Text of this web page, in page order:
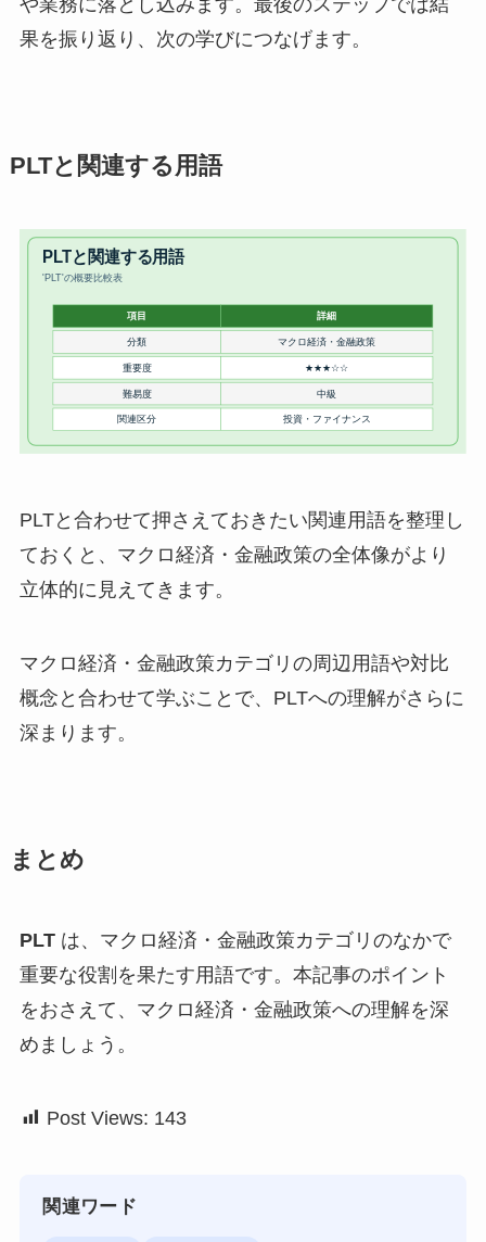
や業務に落とし込みます。最後のステップでは結
果を振り返り、次の学びにつなげます。
PLTと関連する用語
PLTと合わせて押さえておきたい関連用語を整理し
ておくと、マクロ経済・金融政策の全体像がより
立体的に見えてきます。
マクロ経済・金融政策カテゴリの周辺用語や対比
概念と合わせて学ぶことで、PLTへの理解がさらに
深まります。
まとめ
PLTは、マクロ経済・金融政策カテゴリのなかで
重要な役割を果たす用語です。本記事のポイント
をおさえて、マクロ経済・金融政策への理解を深
めましょう。
Post Views: 143
関連ワード